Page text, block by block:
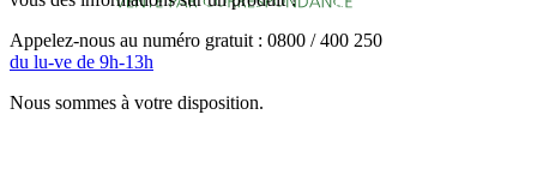
Appelez-nous au numéro gratuit : 0800 / 400 250
du lu-ve de 9h-13h
Nous sommes à votre disposition.